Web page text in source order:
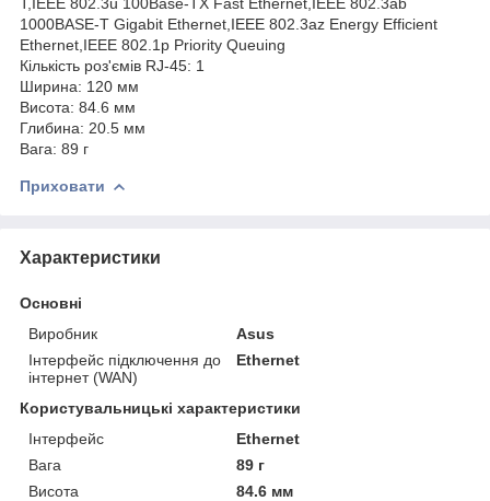
1000BASE-T Gigabit Ethernet,IEEE 802.3az Energy Efficient
Ethernet,IEEE 802.1p Priority Queuing
Кількість роз'ємів RJ-45: 1
Ширина: 120 мм
Висота: 84.6 мм
Глибина: 20.5 мм
Вага: 89 г
Приховати
Характеристики
Основні
Виробник
Asus
Інтерфейс підключення до
інтернет (WAN)
Ethernet
Користувальницькі характеристики
Інтерфейс
Ethernet
Вага
89 г
Висота
84.6 мм